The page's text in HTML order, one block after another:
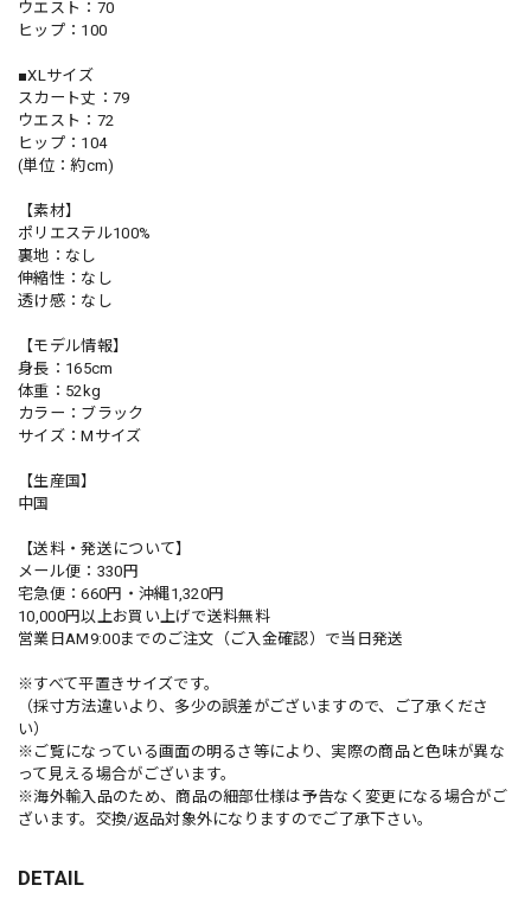
ウエスト：70
ヒップ：100
■XLサイズ
スカート丈：79
ウエスト：72
ヒップ：104
(単位：約cm)
【素材】
ポリエステル100%
裏地：なし
伸縮性：なし
透け感：なし
【モデル情報】
身長：165cm
体重：52kg
カラー：ブラック
サイズ：Mサイズ
【生産国】
中国
【送料・発送について】
メール便：330円
宅急便：660円・沖縄1,320円
10,000円以上お買い上げで送料無料
営業日AM9:00までのご注文（ご入金確認）で当日発送
※すべて平置きサイズです。
（採寸方法違いより、多少の誤差がございますので、ご了承くださ
い）
※ご覧になっている画面の明るさ等により、実際の商品と色味が異な
って見える場合がございます。
※海外輸入品のため、商品の細部仕様は予告なく変更になる場合がご
ざいます。交換/返品対象外になりますのでご了承下さい。
DETAIL